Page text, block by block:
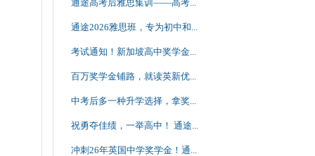
通途高考后雅思集训——高考...
通途2026雅思班，专为初中和...
考试通知！新加坡高中奖学金...
百万奖学金铺路，就读英新优...
中考后多一种升学选择，拿奖...
祝勇夺佳绩，一举高中！ 通途...
冲刺26年英国中学奖学金！通...